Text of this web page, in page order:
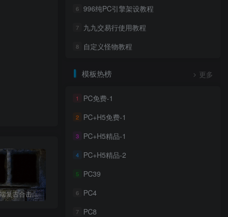
(独家)四端复古合击怀旧版 牛马沉默
6 996纯PC引擎架设教程
7 九九交易行使用教程
8 自定义怪物教程
模板热榜 更多
1 PC免费-1
2 PC+H5免费-1
3 PC+H5精品-1
4 PC+H5精品-2
5 PC39
6 PC4
7 PC8